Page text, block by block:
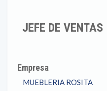
JEFE DE VENTAS
Empresa
MUEBLERIA ROSITA